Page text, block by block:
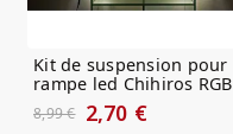
Kit de suspension pour
rampe led Chihiros RGB
PLUS
8,99 € 2,70 €